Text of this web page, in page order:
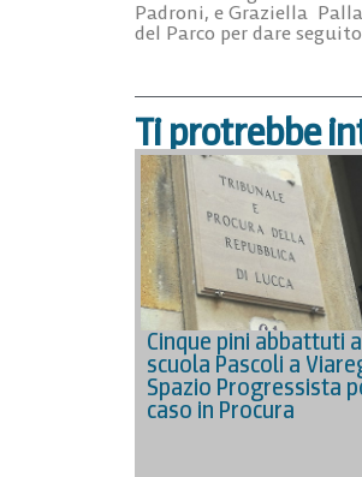
Padroni, e Graziella
del Parco per dare
Ti protrebbe
Cinque pini abbattuti
scuola Pascoli a
Spazio Progressista
caso in Procura